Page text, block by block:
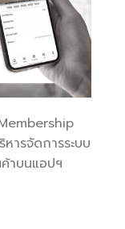
ารจัดการระบบ
าบนแอปฯ